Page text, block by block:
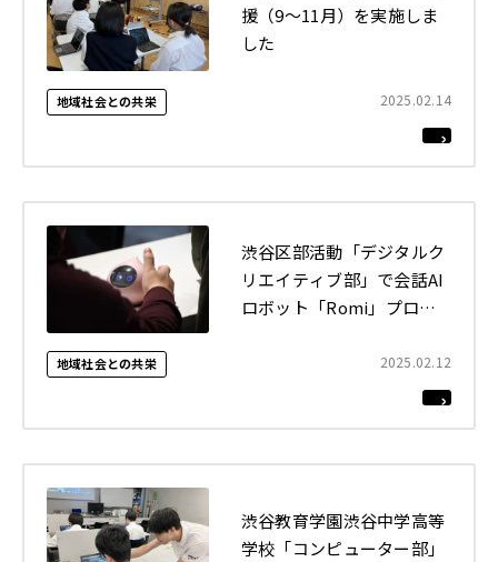
地域社会との共栄 2025.02.14
援（9〜11月）を実施しま
した
地域社会との共栄 2025.02.12
渋谷区部活動「デジタルク
リエイティブ部」で会話AI
ロボット「Romi」プログ
渋谷教育学園渋谷中学高等
学校「コンピューター部」